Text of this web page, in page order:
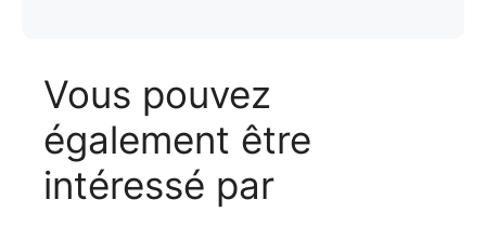
Vous pouvez
également être
intéressé par